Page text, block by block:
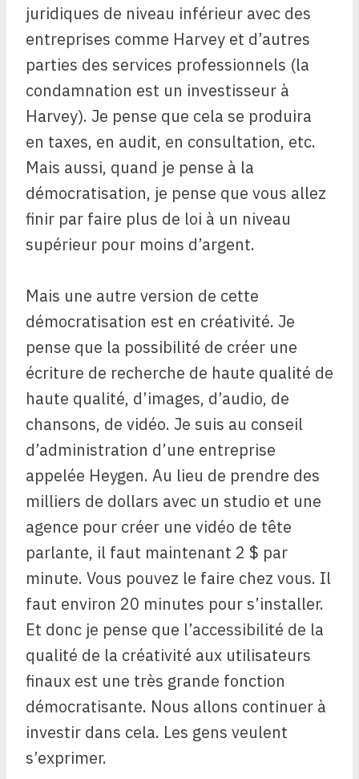
juridiques de niveau inférieur avec des
entreprises comme Harvey et d’autres
parties des services professionnels (la
condamnation est un investisseur à
Harvey). Je pense que cela se produira
en taxes, en audit, en consultation, etc.
Mais aussi, quand je pense à la
démocratisation, je pense que vous allez
finir par faire plus de loi à un niveau
supérieur pour moins d’argent.
Mais une autre version de cette
démocratisation est en créativité. Je
pense que la possibilité de créer une
écriture de recherche de haute qualité de
haute qualité, d’images, d’audio, de
chansons, de vidéo. Je suis au conseil
d’administration d’une entreprise
appelée Heygen. Au lieu de prendre des
milliers de dollars avec un studio et une
agence pour créer une vidéo de tête
parlante, il faut maintenant 2 $ par
minute. Vous pouvez le faire chez vous. Il
faut environ 20 minutes pour s’installer.
Et donc je pense que l’accessibilité de la
qualité de la créativité aux utilisateurs
finaux est une très grande fonction
démocratisante. Nous allons continuer à
investir dans cela. Les gens veulent
s’exprimer.